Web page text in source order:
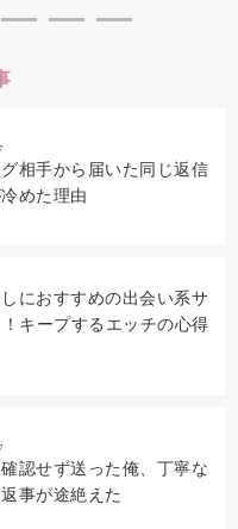
相手から届いた同じ返信
めた理由
におすすめの出会い系サ
キープするエッチの心得
認せず送った俺、丁寧な
事が途絶えた